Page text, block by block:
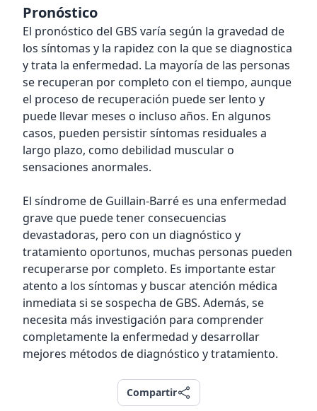
Pronóstico
El pronóstico del GBS varía según la gravedad de
los síntomas y la rapidez con la que se diagnostica
y trata la enfermedad. La mayoría de las personas
se recuperan por completo con el tiempo, aunque
el proceso de recuperación puede ser lento y
puede llevar meses o incluso años. En algunos
casos, pueden persistir síntomas residuales a
largo plazo, como debilidad muscular o
sensaciones anormales.
El síndrome de Guillain-Barré es una enfermedad
grave que puede tener consecuencias
devastadoras, pero con un diagnóstico y
tratamiento oportunos, muchas personas pueden
recuperarse por completo. Es importante estar
atento a los síntomas y buscar atención médica
inmediata si se sospecha de GBS. Además, se
necesita más investigación para comprender
completamente la enfermedad y desarrollar
mejores métodos de diagnóstico y tratamiento.
Compartir
Compartir